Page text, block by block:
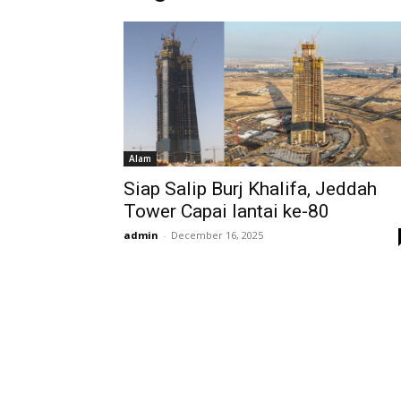
Alam
Siap Salip Burj Khalifa, Jeddah
Tower Capai lantai ke-80
admin - December 16, 2025